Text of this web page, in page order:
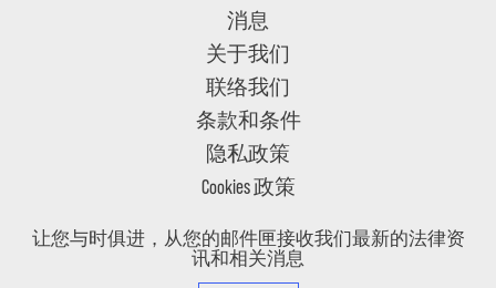
消息
关于我们
联络我们
条款和条件
隐私政策
Cookies 政策
让您与时俱进，从您的邮件匣接收我们最新的法律资
讯和相关消息